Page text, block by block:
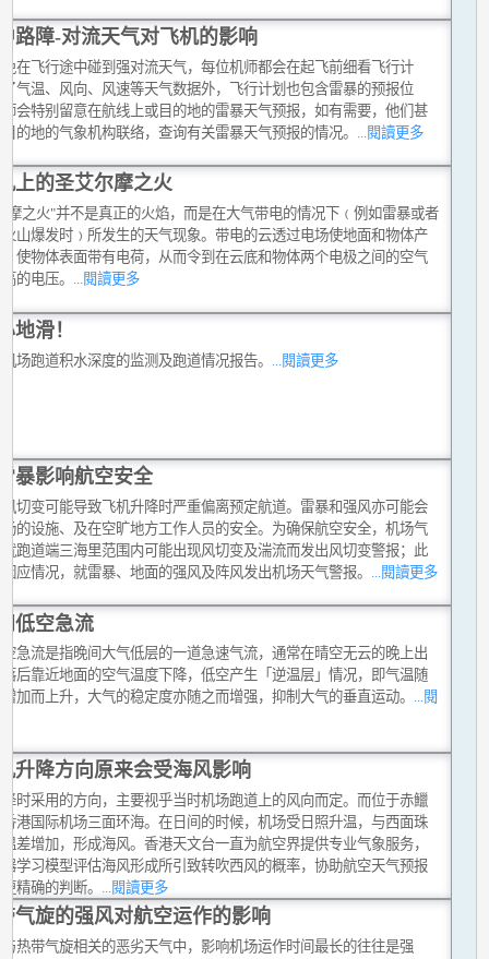
路障-对流天气对飞机的影响
在飞行途中碰到强对流天气，每位机师都会在起飞前细看飞行计
气温、风向、风速等天气数据外，飞行计划也包含雷暴的预报位
会特别留意在航线上或目的地的雷暴天气预报，如有需要，他们甚
的地的气象机构联络，查询有关雷暴天气预报的情况。
...閱讀更多
上的圣艾尔摩之火
摩之火"并不是真正的火焰，而是在大气带电的情况下﹙例如雷暴或者
山爆发时﹚所发生的天气现象。带电的云透过电场使地面和物体产
使物体表面带有电荷，从而令到在云底和物体两个电极之间的空气
的电压。 ...閱讀更多
地滑！
场跑道积水深度的监测及跑道情况报告。 ...閱讀更多
暴影响航空安全
切变可能导致飞机升降时严重偏离预定航道。雷暴和强风亦可能会
的设施、及在空旷地方工作人员的安全。为确保航空安全，机场气
跑道端三海里范围内可能出现风切变及湍流而发出风切变警报；此
应情况，就雷暴、地面的强风及阵风发出机场天气警报。 ...閱讀更多
低空急流
急流是指晚间大气低层的一道急速气流，通常在晴空无云的晚上出
后靠近地面的空气温度下降，低空产生「逆温层」情况，即气温随
加而上升，大气的稳定度亦随之而增强，抑制大气的垂直运动。 ...閱
升降方向原来会受海风影响
时采用的方向，主要视乎当时机场跑道上的风向而定。而位于赤鱲
港国际机场三面环海。在日间的时候，机场受日照升温，与西面珠
差增加，形成海风。香港天文台一直为航空界提供专业气象服务，
学习模型评估海风形成所引致转吹西风的概率，协助航空天气预报
精确的判断。
...閱讀更多
气旋的强风对航空运作的影响
热带气旋相关的恶劣天气中，影响机场运作时间最长的往往是强